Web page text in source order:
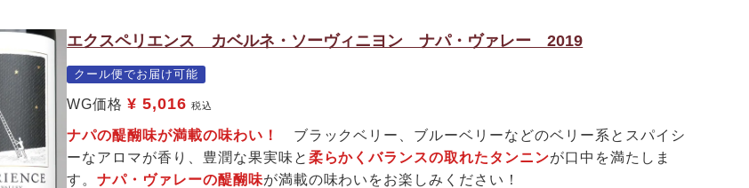
エクスペリエンス カベルネ・ソーヴィニヨン ナパ・ヴァレー 2019
クール便でお届け可能
WG価格 ¥ 5,016 税込
ナパの醍醐味が満載の味わい！ ブラックベリー、ブルーベリーなどのベリー系とスパイシ
ーなアロマが香り、豊潤な果実味と 柔らかくバランスの取れたタンニンが口中を満たしま
す。ナパ・ヴァレーの醍醐味が満載の味わいをお楽しみください！